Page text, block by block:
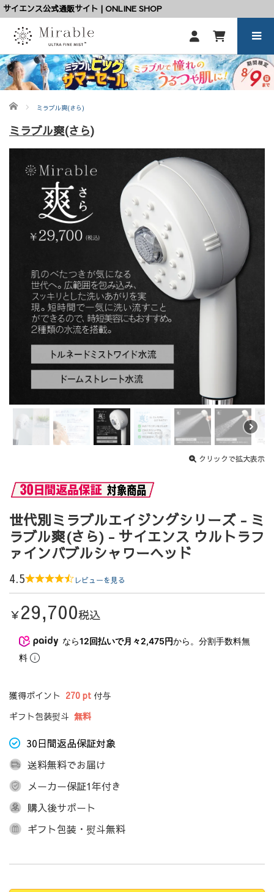
サイエンス公式通販サイト | ONLINE SHOP
ホーム ミラブル爽(さら)
ミラブル爽(さら)
クリックで拡大表示
世代別ミラブルエイジングシリーズ - ミ
ラブル爽(さら) - サイエンス ウルトラフ
ァインバブルシャワーヘッド
4.5 レビューを見る
￥29,700税込
なら12回払いで月々2,475円から。分割手数料無
料
獲得ポイント 270 pt 付与
ギフト包装熨斗 無料
30日間返品保証対象
送料無料でお届け
メーカー保証1年付き
購入後サポート
ギフト包装・熨斗無料